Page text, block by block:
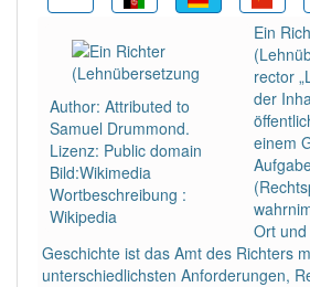
Häufigkeit: 8 von 10
Wörter mit Endung-richter : 67
Wörter mit Endung
aber
Artikelder: 0
99% unserer Spielapp-Nutzer
korrekt erraten.
Author: Attributed to
Samuel Drummond.
Lizenz: Public domain
Bild:Wikimedia
Wortbeschreibung :
Wikipedia
Ein
rector
der
einem
Ort
Geschichte ist das Amt des Richters
unterschiedlichsten Anforderungen,